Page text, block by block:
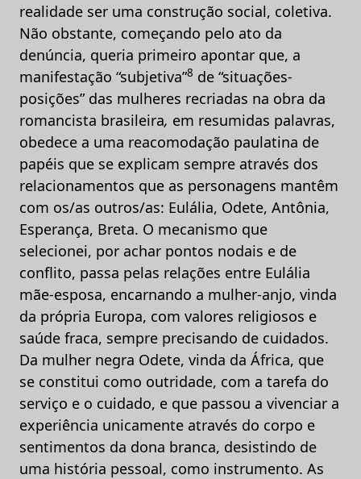
realidade ser uma construção social, coletiva.
Não obstante, começando pelo ato da
denúncia, queria primeiro apontar que, a
manifestação “subjetiva”8 de “situações-
posições” das mulheres recriadas na obra da
romancista brasileira, em resumidas palavras,
obedece a uma reacomodação paulatina de
papéis que se explicam sempre através dos
relacionamentos que as personagens mantêm
com os/as outros/as: Eulália, Odete, Antônia,
Esperança, Breta. O mecanismo que
selecionei, por achar pontos nodais e de
conflito, passa pelas relações entre Eulália
mãe-esposa, encarnando a mulher-anjo, vinda
da própria Europa, com valores religiosos e
saúde fraca, sempre precisando de cuidados.
Da mulher negra Odete, vinda da África, que
se constitui como outridade, com a tarefa do
serviço e o cuidado, e que passou a vivenciar a
experiência unicamente através do corpo e
sentimentos da dona branca, desistindo de
uma história pessoal, como instrumento. As